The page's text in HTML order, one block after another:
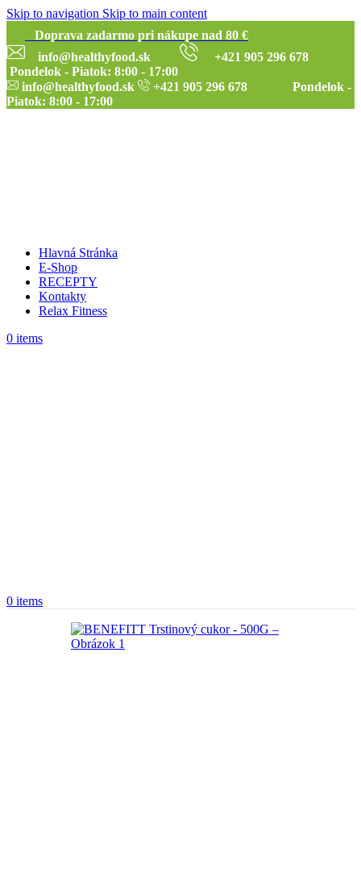
Skip to navigation Skip to main content
Doprava zadarmo pri nákupe nad 80 €
info@healthyfood.sk
+421 905 296 678
Pondelok - Piatok: 8:00 - 17:00
info@healthyfood.sk
+421 905 296 678 Pondelok -
Piatok: 8:00 - 17:00
Hlavná Stránka
E-Shop
RECEPTY
Kontakty
Relax Fitness
0 items
0 items